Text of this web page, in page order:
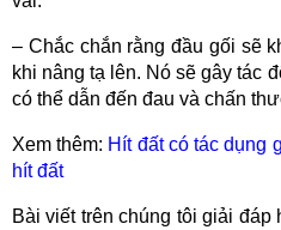
– Chắc chắn rằng đầu gối sẽ
khi nâng tạ lên. Nó sẽ gây tác
có thể dẫn đến đau và chấn
Xem thêm: Hít đất có tác dụng
hít đất
Bài viết trên chúng tôi giải đáp